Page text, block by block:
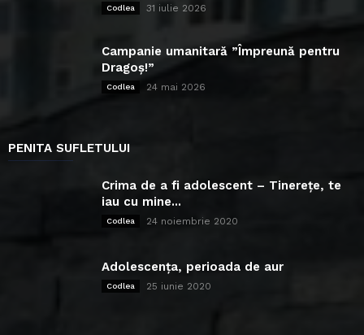
Codlea 31 iulie 2026
Campanie umanitară ”Împreună pentru
Dragoș!”
Codlea 24 mai 2026
PENITA SUFLETULUI
Crima de a fi adolescent – Tinerețe, te
iau cu mine...
Codlea 24 noiembrie 2020
Adolescența, perioada de aur
Codlea 25 iunie 2020